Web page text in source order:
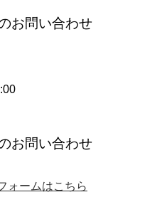
お問い合わせ
お問い合わせ
ォームはこちら